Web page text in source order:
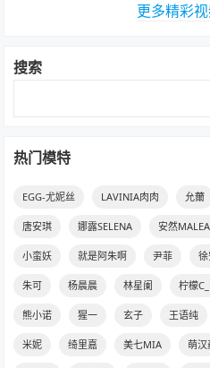
更多精彩
搜索
热门模特
EGG-尤妮丝 LAVINIA肉肉 允薾
唐安琪 娜露SELENA 安然
小蛮妖 就是阿朱啊 尹菲
朱可 杨晨晨 林星阑 柠檬
熊小诺 猩一 玄子 王语纯
米妮 绮里嘉 美七MIA 萌汉